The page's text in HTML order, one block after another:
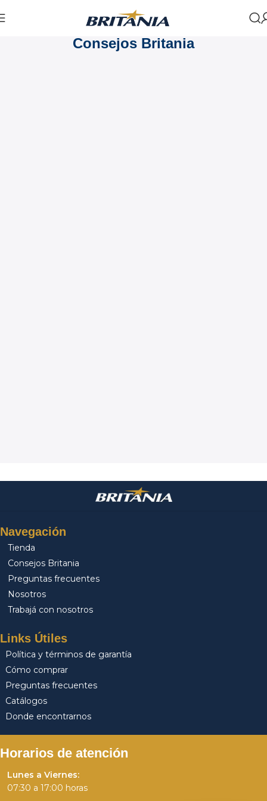
Consejos Britania
Navegación
Tienda
Consejos Britania
Preguntas frecuentes
Nosotros
Trabajá con nosotros
Links Útiles
Política y términos de garantía
Cómo comprar
Preguntas frecuentes
Catálogos
Donde encontrarnos
Horarios de atención
Lunes a Viernes:
07:30 a 17:00 horas